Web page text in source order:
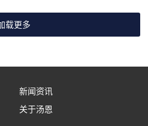
新闻资讯
关于汤恩